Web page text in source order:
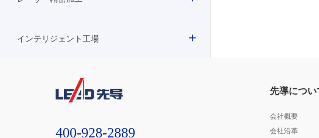
インテリジェント工場
400-928-2889
先導につい
会社概要
会社沿革